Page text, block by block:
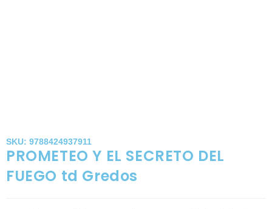
SKU: 9788424937911
PROMETEO Y EL SECRETO DEL
FUEGO td Gredos